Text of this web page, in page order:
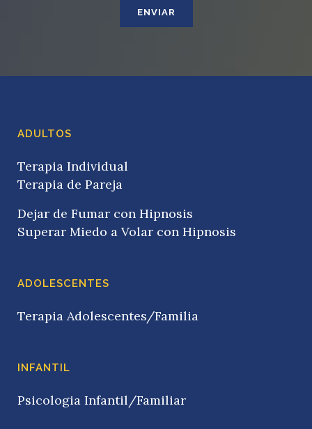
ADULTOS
Terapia Individual
Terapia de Pareja
Dejar de Fumar con Hipnosis
Superar Miedo a Volar con Hipnosis
ADOLESCENTES
Terapia Adolescentes/Familia
INFANTIL
Psicologia Infantil/Familiar